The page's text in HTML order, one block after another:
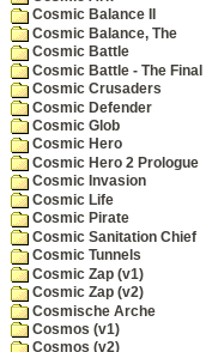
Cosmic Balance II
Cosmic Balance, The
Cosmic Battle
Cosmic Battle - The
Cosmic Crusaders
Cosmic Defender
Cosmic Glob
Cosmic Hero
Cosmic Hero 2 Prologue
Cosmic Invasion
Cosmic Life
Cosmic Pirate
Cosmic Sanitation Chief
Cosmic Tunnels
Cosmic Zap (v1)
Cosmic Zap (v2)
Cosmische Arche
Cosmos (v1)
Cosmos (v2)